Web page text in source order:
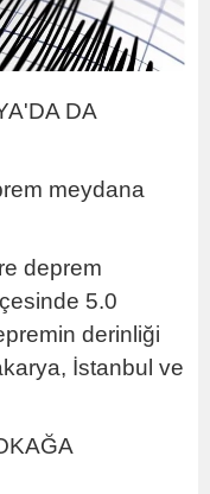
DA
meydana
deprem
5.0
derinliği
İstanbul ve